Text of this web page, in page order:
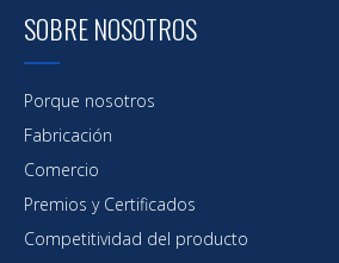
SOBRE NOSOTROS
Porque nosotros
Fabricación
Comercio
Premios y Certificados
Competitividad del producto